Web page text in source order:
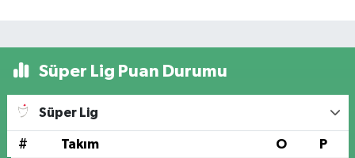
Süper Lig Puan Durumu
Süper Lig
# Takım O P